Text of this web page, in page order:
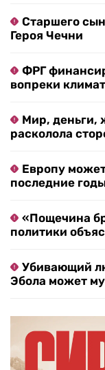
Старшего
Героя Чечни
ФРГ
вопреки
Мир, деньги,
расколола
Европу
последние
«Пощечина
политики
Убивающий
Эбола может